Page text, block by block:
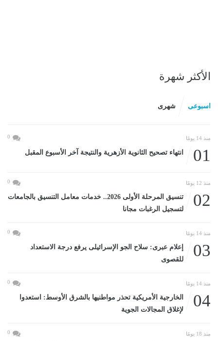
الأكثر شهرة
اسبوعى شهرى
منذ 14 يومًا 0
01 انتهاء تصحيح الثانوية الأزهرية والنتيجة آخر الأسبوع المقبل
منذ 12 يومًا 0
02
تنسيق المرحلة الأولى 2026.. خدمات معامل التنسيق بالجامعات
لتسجيل الرغبات مجانا
منذ 14 يومًا 0
03
إعلام عبرى: سلاح الجو الإسرائيلى يرفع درجة الاستعداد
للقصوى
منذ 14 يومًا 0
04
الخارجية الأمريكية تحذر مواطنيها بالشرق الأوسط: استعدوا
لإغلاق المجالات الجوية
منذ 18 يومًا 0